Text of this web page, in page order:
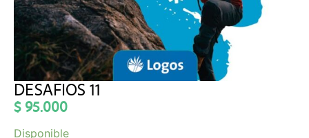
DESAFIOS 11
$ 95.000
Disponible